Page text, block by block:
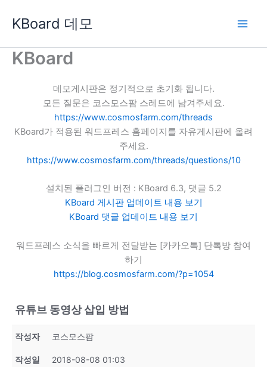
로
KBoard 데모
KBoard
데모게시판은 정기적으로 초기화 됩니다.
모든 질문은 코스모스팜 스레드에 남겨주세요.
https://www.cosmosfarm.com/threads
KBoard가 적용된 워드프레스 홈페이지를 자유게시판에 올려
주세요.
https://www.cosmosfarm.com/threads/questions/10
설치된 플러그인 버전 : KBoard 6.3, 댓글 5.2
KBoard 게시판 업데이트 내용 보기
KBoard 댓글 업데이트 내용 보기
워드프레스 소식을 빠르게 전달받는 [카카오톡] 단톡방 참여
하기
https://blog.cosmosfarm.com/?p=1054
유튜브 동영상 삽입 방법
작성자 코스모스팜
작성일 2018-08-08 01:03